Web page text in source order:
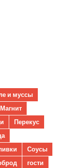
и муссы
Перекус
Соусы
гости